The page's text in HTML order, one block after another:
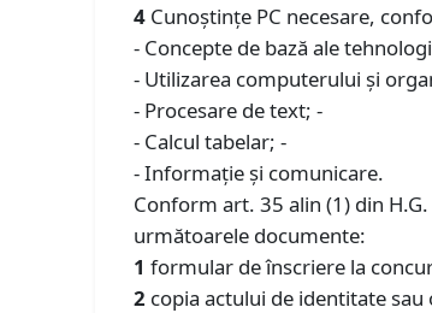
4 Cunoștințe PC necesare,
- Concepte de bază ale
- Utilizarea computerului şi
- Procesare de text; -
- Calcul tabelar; -
- Informaţie şi comunicare.
Conform art. 35 alin (1) din
următoarele documente:
1 formular de înscriere la
2 copia actului de identitate